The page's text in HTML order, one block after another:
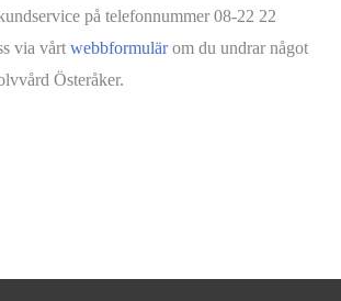
på telefonnummer 08-22 22
via vårt webbformulärom du undrar något
Österåker.